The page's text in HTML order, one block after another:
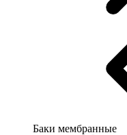
Баки мембранные